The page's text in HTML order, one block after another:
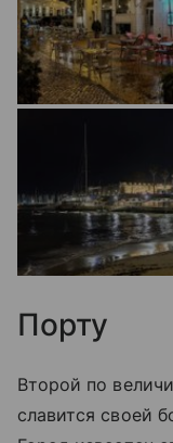
Порту
Второй по
славится своей